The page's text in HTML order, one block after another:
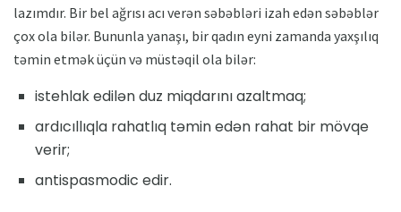
lazımdır. Bir bel ağrısı acı verən səbəbləri izah edən səbəblər
çox ola bilər. Bununla yanaşı, bir qadın eyni zamanda yaxşılıq
təmin etmək üçün və müstəqil ola bilər:
istehlak edilən duz miqdarını azaltmaq;
ardıcıllıqla rahatlıq təmin edən rahat bir mövqe
verir;
antispasmodic edir.